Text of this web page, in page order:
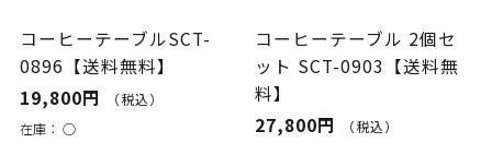
コーヒーテーブルSCT-
0896【送料無料】
19,800円
（税込）
在庫： ○
コーヒーテーブル 2個セ
ット SCT-0903【送料無
料】
27,800円
（税込）